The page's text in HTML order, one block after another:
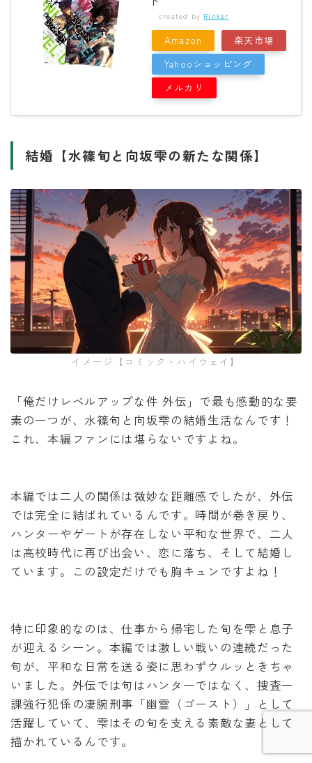
Follow Me
created by Rinker
Amazon
楽天市場
Yahooショッピング
メルカリ
結婚【水篠旬と向坂雫の新たな関係】
イメージ【コミック・ハイウェイ】
「俺だけレベルアップな件 外伝」で最も感動的な要
素の一つが、水篠旬と向坂雫の結婚生活なんです！
これ、本編ファンには堪らないですよね。
本編では二人の関係は微妙な距離感でしたが、外伝
では完全に結ばれているんです。時間が巻き戻り、
ハンターやゲートが存在しない平和な世界で、二人
は高校時代に再び出会い、恋に落ち、そして結婚し
ています。この設定だけでも胸キュンですよね！
特に印象的なのは、仕事から帰宅した旬を雫と息子
が迎えるシーン。本編では激しい戦いの連続だった
旬が、平和な日常を送る姿に思わずウルッときちゃ
いました。外伝では旬はハンターではなく、捜査一
課強行犯係の凄腕刑事「幽霊（ゴースト）」として
活躍していて、雫はその旬を支える素敵な妻として
描かれているんです。